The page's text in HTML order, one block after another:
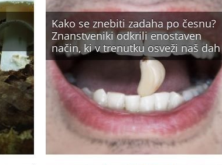
Kako se znebiti zadaha po česnu?
Znanstveniki odkrili enostaven
način, ki v trenutku osveži naš dah